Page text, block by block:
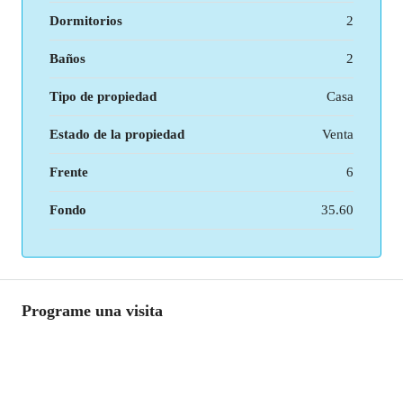
Dormitorios 2
Baños 2
Tipo de propiedad Casa
Estado de la propiedad Venta
Frente 6
Fondo 35.60
Programe una visita